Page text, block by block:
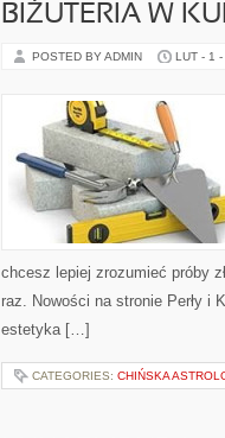
BIŻUTERIA W
POSTED BY ADMIN LUT - 1
chcesz lepiej zrozumieć próby
raz. Nowości na stronie Perły i
estetyka […]
CATEGORIES: CHIŃSKA